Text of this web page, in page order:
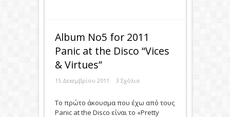
Album Νο5 for 2011
Panic at the Disco “Vices
& Virtues”
15 Δεκεμβρίου 2011 3 Σχόλια
To πρώτο άκουσμα που έχω από τους
Panic at the Disco είναι το «Pretty